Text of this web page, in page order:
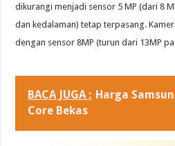
dikurangi menjadi sensor 5 MP (dari 8
dan kedalaman) tetap terpasang.
dengan sensor 8MP (turun dari 13MP
BACA JUGA : Harga
Core Bekas